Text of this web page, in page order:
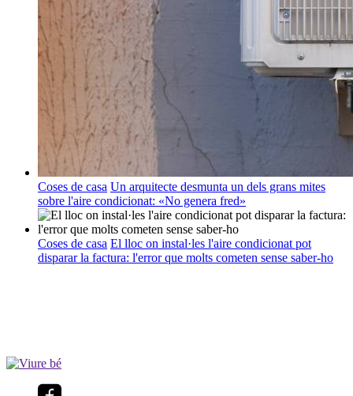
Coses de casa Un arquitecte desmunta un dels grans mites
sobre l'aire condicionat: «No genera fred»
Coses de casa El lloc on instal·les l'aire condicionat pot
disparar la factura: l'error que molts cometen sense saber-ho